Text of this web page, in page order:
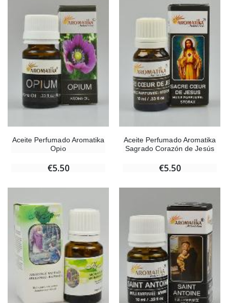
Aceite Perfumado Aromatika
Opio
€5.50
Aceite Perfumado Aromatika
Sagrado Corazón de Jesús
€5.50